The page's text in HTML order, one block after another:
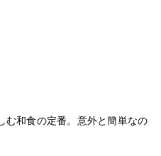
む和食の定番。意外と簡単なの